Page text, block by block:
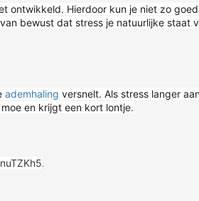
ontwikkeld. Hierdoor kun je niet zo goed
bewust dat stress je natuurlijke staat
ademhaling versnelt. Als stress langer
en krijgt een kort lontje.
.